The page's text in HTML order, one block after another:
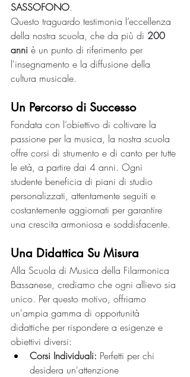
SASSOFONO.
Questo traguardo testimonia l’eccellenza
della nostra scuola, che da più di 200
anni è un punto di riferimento per
l'insegnamento e la diffusione della
cultura musicale.
Un Percorso di Successo
Fondata con l’obiettivo di coltivare la
passione per la musica, la nostra scuola
offre corsi di strumento e di canto per tutte
le età, a partire dai 4 anni. Ogni
studente beneficia di piani di studio
personalizzati, attentamente seguiti e
costantemente aggiornati per garantire
una crescita armoniosa e soddisfacente.
Una Didattica Su Misura
Alla Scuola di Musica della Filarmonica
Bassanese, crediamo che ogni allievo sia
unico. Per questo motivo, offriamo
un'ampia gamma di opportunità
didattiche per rispondere a esigenze e
obiettivi diversi:
Corsi Individuali: Perfetti per chi
desidera un'attenzione